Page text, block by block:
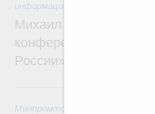
информационных технологий
Михаил Мишустин дал
конференции
России»
Минпромторг России